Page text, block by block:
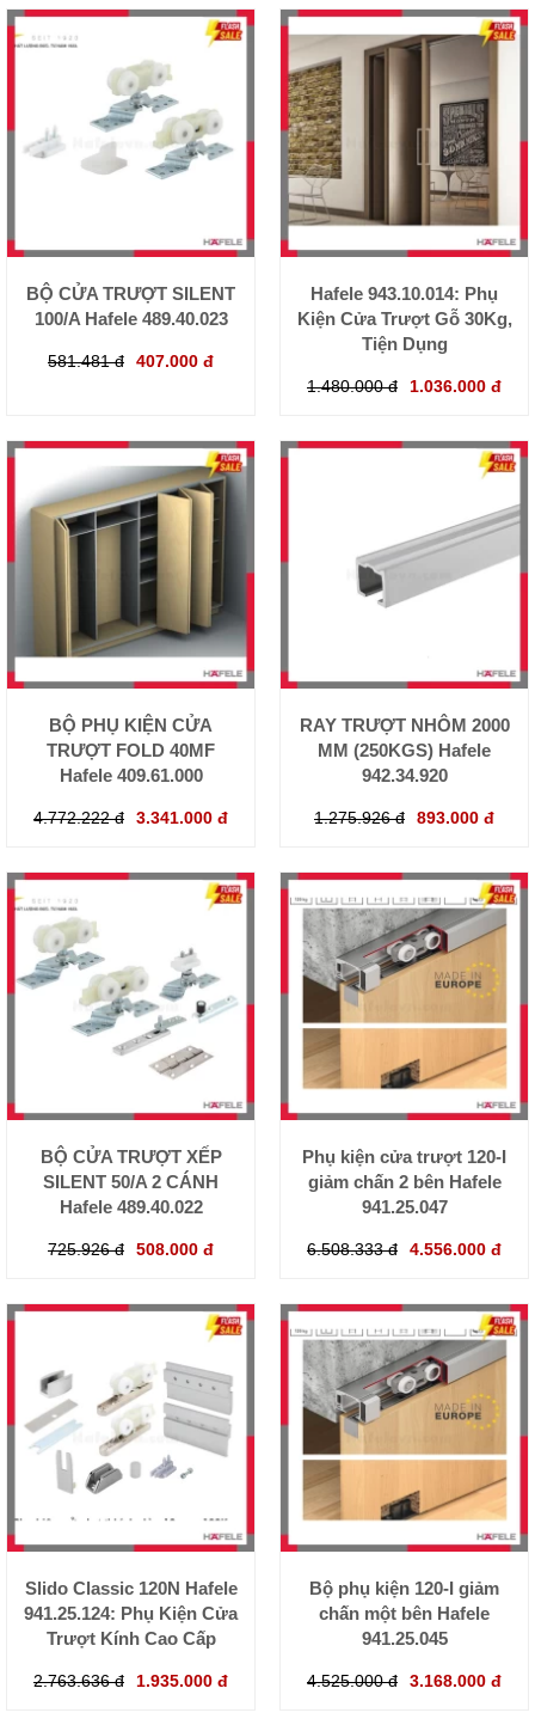
BỘ CỬA TRƯỢT SILENT
100/A Hafele 489.40.023
581.481 đ 407.000 đ
Hafele 943.10.014: Phụ
Kiện Cửa Trượt Gỗ 30Kg,
Tiện Dụng
1.480.000 đ 1.036.000 đ
BỘ PHỤ KIỆN CỬA
TRƯỢT FOLD 40MF
Hafele 409.61.000
4.772.222 đ 3.341.000 đ
RAY TRƯỢT NHÔM 2000
MM (250KGS) Hafele
942.34.920
1.275.926 đ 893.000 đ
BỘ CỬA TRƯỢT XẾP
SILENT 50/A 2 CÁNH
Hafele 489.40.022
725.926 đ 508.000 đ
Phụ kiện cửa trượt 120-I
giảm chấn 2 bên Hafele
941.25.047
6.508.333 đ 4.556.000 đ
Slido Classic 120N Hafele
941.25.124: Phụ Kiện Cửa
Trượt Kính Cao Cấp
2.763.636 đ 1.935.000 đ
Bộ phụ kiện 120-I giảm
chấn một bên Hafele
941.25.045
4.525.000 đ 3.168.000 đ